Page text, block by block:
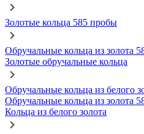
Золотые кольца 585 пробы
Обручальные кольца из золота
Золотые обручальные кольца
Обручальные кольца из белого
Обручальные кольца из золота
Кольца из белого золота